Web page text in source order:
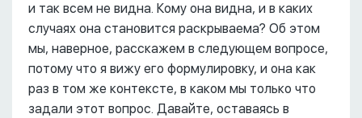
и так всем не видна. Кому она видна, и в каких
случаях она становится раскрываема? Об этом
мы, наверное, расскажем в следующем вопросе,
потому что я вижу его формулировку, и она как
раз в том же контексте, в каком мы только что
задали этот вопрос. Давайте, оставаясь в